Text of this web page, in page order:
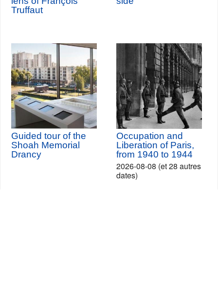
Truffaut
Guided tour of the
Shoah Memorial
Drancy
Occupation and
Liberation of Paris,
from 1940 to 1944
2026-08-08 (et 28 autres
dates)